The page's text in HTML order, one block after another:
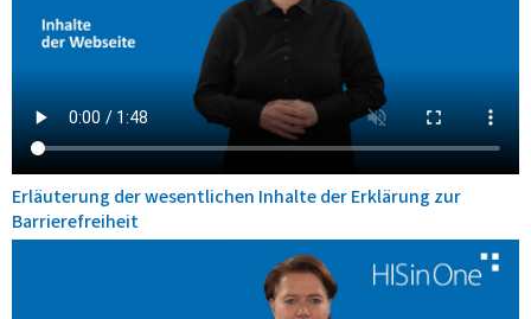
Erläuterung der wesentlichen Inhalte der Erklärung zur
Barrierefreiheit